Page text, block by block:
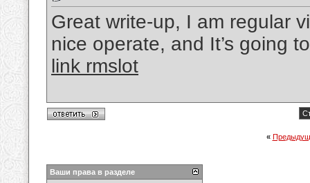
Great write-up, I am regular
nice operate, and It’s going
link rmslot
«
Ваши права в разделе